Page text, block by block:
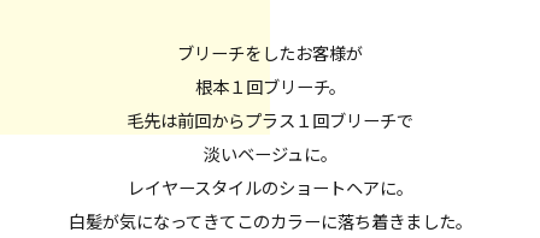
ブリーチをしたお客様が
根本１回ブリーチ。
毛先は前回からプラス１回ブリーチで
淡いベージュに。
レイヤースタイルのショートヘアに。
白髪が気になってきてこのカラーに落ち着きました。